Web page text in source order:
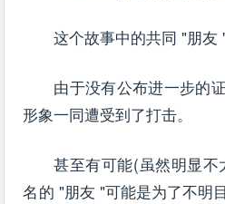
这个故事中的共同 "朋友
由于没有公布进一步的
形象一同遭受到了打击。
甚至有可能(虽然明显
名的 "朋友 "可能是为了不明